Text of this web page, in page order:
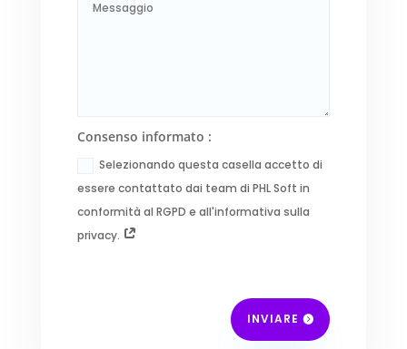
Consenso informato :
Selezionando questa casella accetto di
essere contattato dai team di PHL Soft in
conformità al RGPD e all'informativa sulla
privacy.
INVIARE